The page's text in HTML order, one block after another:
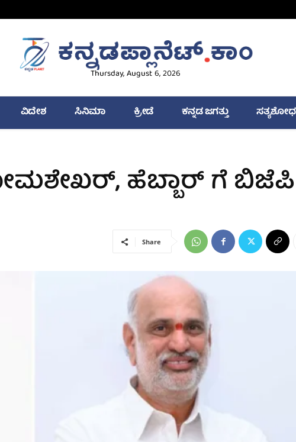
Thursday, August 6, 2026
ವಿದೇಶ ಸಿನಿಮಾ ಕ್ರೀಡೆ ಕನ್ನಡ ಜಗತ್ತು ಸತ್ಯಶೋಧ
ಹೆಬ್ಬಾರ್‌ ಗೆ ಬಿಜೆಪಿ
Share